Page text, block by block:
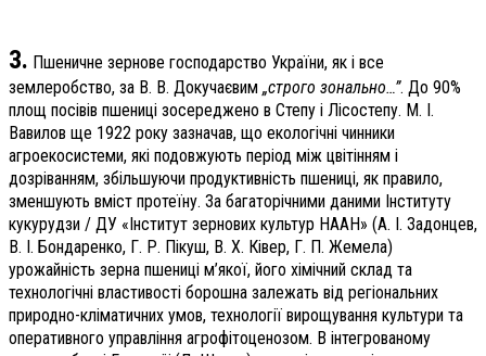
3. Пшеничне зернове господарство України, як і все
землеробство, за В. В. Докучаєвим „строго зонально…”. До 90%
площ посівів пшениці зосереджено в Степу і Лісостепу. М. І.
Вавилов ще 1922 року зазначав, що екологічні чинники
агроекосистеми, які подовжують період між цвітінням і
дозріванням, збільшуючи продуктивність пшениці, як правило,
зменшують вміст протеїну. За багаторічними даними Інституту
кукурудзи / ДУ «Інститут зернових культур НААН» (А. І. Задонцев,
В. І. Бондаренко, Г. Р. Пікуш, В. Х. Ківер, Г. П. Жемела)
урожайність зерна пшениці м’якої, його хімічний склад та
технологічні властивості борошна залежать від регіональних
природно-кліматичних умов, технології вирощування культури та
оперативного управління агрофітоценозом. В інтегрованому